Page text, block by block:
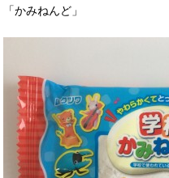
「かみねんど」